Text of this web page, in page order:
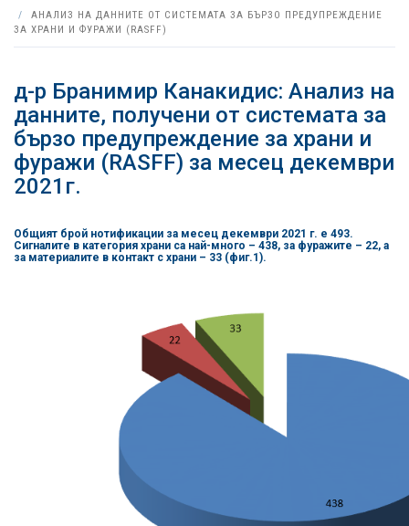
АНАЛИЗ НА ДАННИТЕ ОТ СИСТЕМАТА ЗА БЪРЗО ПРЕДУПРЕЖДЕНИЕ
ЗА ХРАНИ И ФУРАЖИ (RASFF)
д-р Бранимир Канакидис: Анализ на
данните, получени от системата за
бързо предупреждение за храни и
фуражи (RASFF) за месец декември
2021г.
Общият брой нотификации за месец декември 2021 г. е 493.
Сигналите в категория храни са най-много – 438, за фуражите – 22, а
за материалите в контакт с храни – 33 (фиг.1).